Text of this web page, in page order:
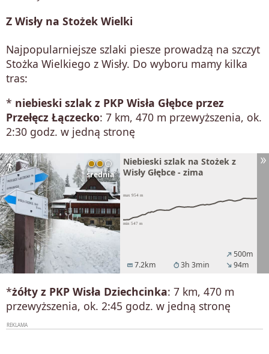
Z Wisły na Stożek Wielki
Najpopularniejsze szlaki piesze prowadzą na szczyt
Stożka Wielkiego z Wisły. Do wyboru mamy kilka
tras:
* niebieski szlak z PKP Wisła Głębce przez
Przełęcz Łączecko: 7 km, 470 m przewyższenia, ok.
2:30 godz. w jedną stronę
średnia
directions_walk
Niebieski szlak na Stożek z
Wisły Głębce - zima
straighten 7.2km timer3h 3min
north_east 500m
south_east 94m
*żółty z PKP Wisła Dziechcinka: 7 km, 470 m
przewyższenia, ok. 2:45 godz. w jedną stronę